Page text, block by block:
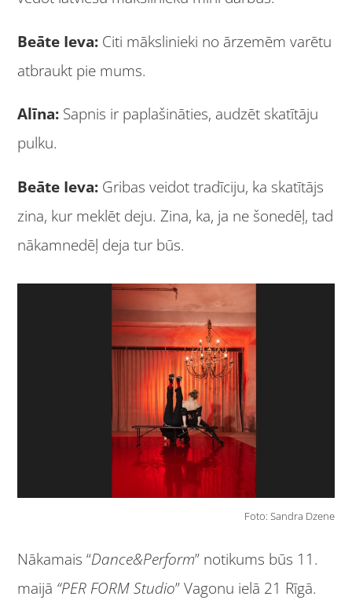
Beāte Ieva: Citi mākslinieki no ārzemēm varētu
atbraukt pie mums.
Alīna: Sapnis ir paplašināties, audzēt skatītāju
pulku.
Beāte Ieva: Gribas veidot tradīciju, ka skatītājs
zina, kur meklēt deju. Zina, ka, ja ne šonedēļ, tad
nākamnedēļ deja tur būs.
Foto: Sandra Dzene
Nākamais “Dance&Perform” notikums būs 11.
maijā “PER FORM Studio” Vagonu ielā 21 Rīgā.